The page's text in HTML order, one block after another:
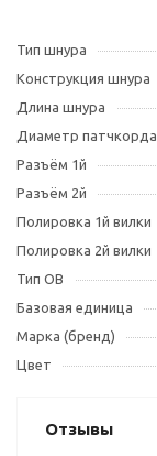
Тип шнура
Конструкция шнура
Длина шнура
Диаметр патчкорда
Разъём 1й
Разъём 2й
Полировка 1й вилки
Полировка 2й вилки
Тип OB
Базовая единица
Марка (бренд)
Цвет
Отзывы